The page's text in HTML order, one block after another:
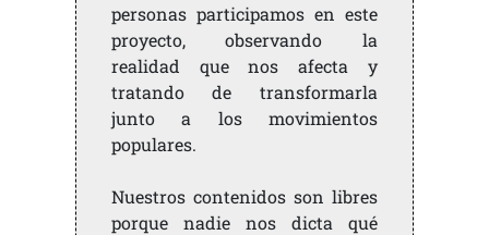
personas participamos en este
proyecto, observando la
realidad que nos afecta y
tratando de transformarla
junto a los movimientos
populares.
Nuestros contenidos son libres
porque nadie nos dicta qué